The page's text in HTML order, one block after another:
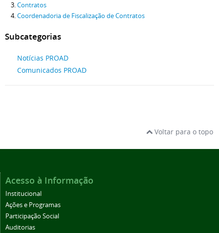
Contratos
Coordenadoria de Fiscalização de Contratos
Subcategorias
Notícias PROAD
Comunicados PROAD
Voltar para o topo
Acesso à Informação
Institucional
Ações e Programas
Participação Social
Auditorias